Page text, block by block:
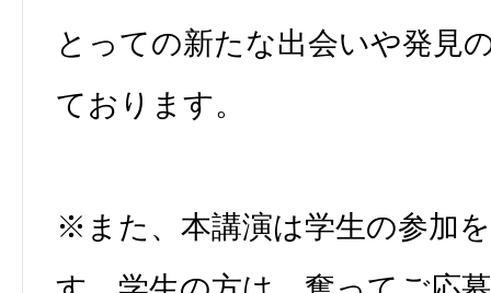
とっての新たな出会いや発見
ております。
※また、本講演は学生の参加